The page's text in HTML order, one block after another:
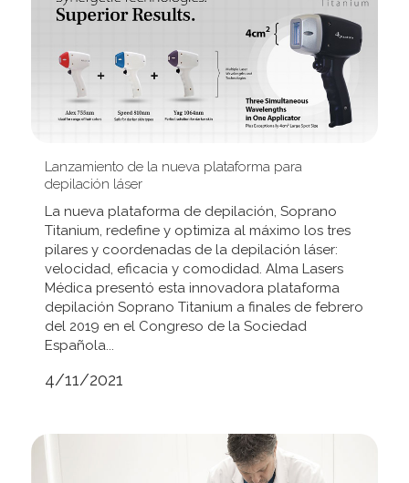
Lanzamiento de la nueva plataforma para
depilación láser
La nueva plataforma de depilación, Soprano
Titanium, redefine y optimiza al máximo los tres
pilares y coordenadas de la depilación láser:
velocidad, eficacia y comodidad. Alma Lasers
Médica presentó esta innovadora plataforma
depilación Soprano Titanium a finales de febrero
del 2019 en el Congreso de la Sociedad
Española...
4/11/2021